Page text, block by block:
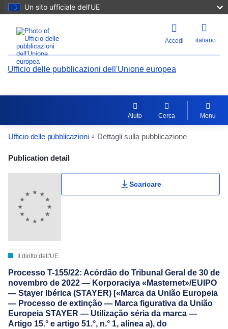
Un sito ufficiale dell’UE
Accedi italiano
Ufficio delle pubblicazioni dell'Unione europea
Aiuto Cerca Menu
Ufficio delle pubblicazioni Dettagli sulla pubblicazione
Publication Detail Actions Portlet
Publication detail
Il diritto dell'UE
Scaricare
Processo T-155/22: Acórdão do Tribunal Geral de 30 de
novembro de 2022 — Korporaciya «Masternet»/EUIPO
— Stayer Ibérica (STAYER) [«Marca da União Europeia
— Processo de extinção — Marca figurativa da União
Europeia STAYER — Utilização séria da marca —
Artigo 15.° e artigo 51.°, n.° 1, alínea a), do